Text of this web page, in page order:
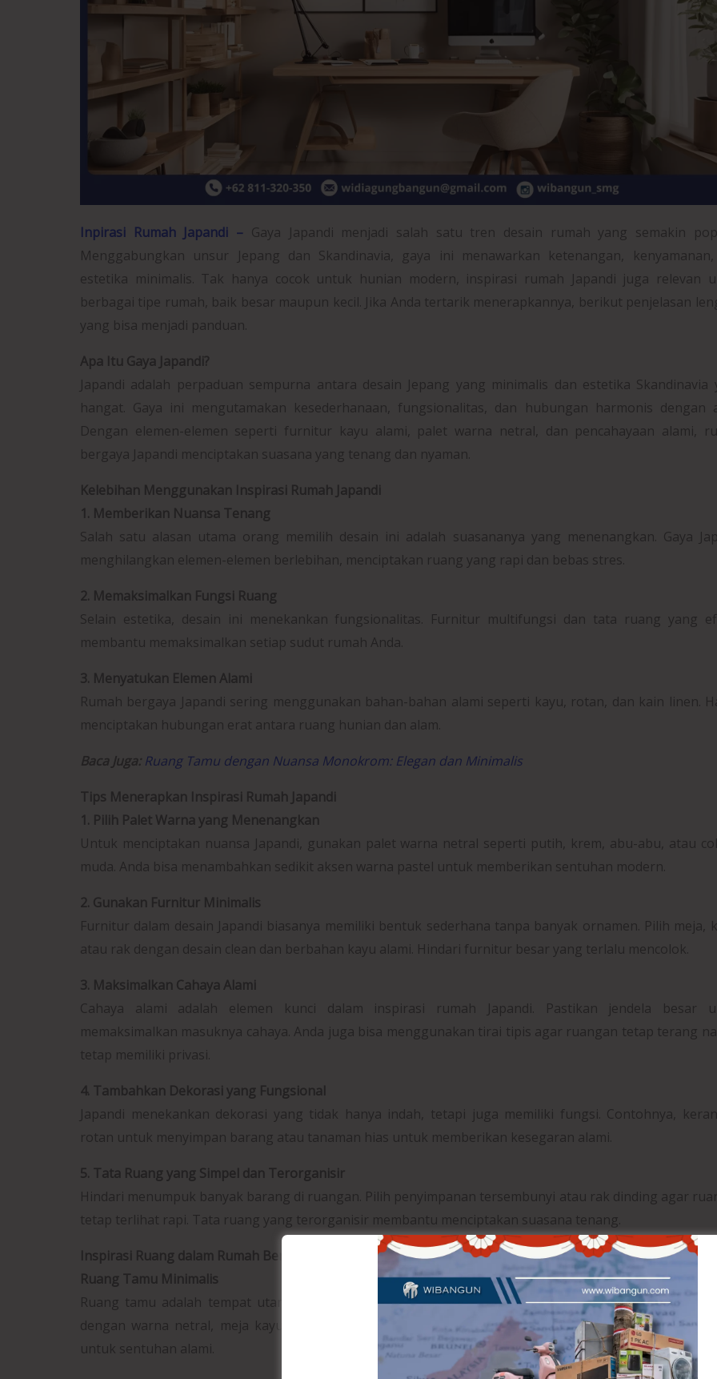
Inpirasi Rumah Japandi – Gaya Japandi menjadi salah satu tren desain rumah yang semakin
Menggabungkan unsur Jepang dan Skandinavia, gaya ini menawarkan ketenangan,
estetika minimalis. Tak hanya cocok untuk hunian modern, inspirasi rumah Japandi juga relevan
berbagai tipe rumah, baik besar maupun kecil. Jika Anda tertarik menerapkannya, berikut penjelasan
yang bisa menjadi panduan.
Apa Itu Gaya Japandi?
Japandi adalah perpaduan sempurna antara desain Jepang yang minimalis dan estetika Skandinavia
hangat. Gaya ini mengutamakan kesederhanaan, fungsionalitas, dan hubungan harmonis dengan
Dengan elemen-elemen seperti furnitur kayu alami, palet warna netral, dan pencahayaan alami,
bergaya Japandi menciptakan suasana yang tenang dan nyaman.
Kelebihan Menggunakan Inspirasi Rumah Japandi
1. Memberikan Nuansa Tenang
Salah satu alasan utama orang memilih desain ini adalah suasananya yang menenangkan. Gaya
menghilangkan elemen-elemen berlebihan, menciptakan ruang yang rapi dan bebas stres.
2. Memaksimalkan Fungsi Ruang
Selain estetika, desain ini menekankan fungsionalitas. Furnitur multifungsi dan tata ruang yang
membantu memaksimalkan setiap sudut rumah Anda.
3. Menyatukan Elemen Alami
Rumah bergaya Japandi sering menggunakan bahan-bahan alami seperti kayu, rotan, dan kain linen.
menciptakan hubungan erat antara ruang hunian dan alam.
Baca Juga: Ruang Tamu dengan Nuansa Monokrom: Elegan dan Minimalis
Tips Menerapkan Inspirasi Rumah Japandi
1. Pilih Palet Warna yang Menenangkan
Untuk menciptakan nuansa Japandi, gunakan palet warna netral seperti putih, krem, abu-abu, atau
muda. Anda bisa menambahkan sedikit aksen warna pastel untuk memberikan sentuhan modern.
2. Gunakan Furnitur Minimalis
Furnitur dalam desain Japandi biasanya memiliki bentuk sederhana tanpa banyak ornamen. Pilih meja,
atau rak dengan desain clean dan berbahan kayu alami. Hindari furnitur besar yang terlalu mencolok.
3. Maksimalkan Cahaya Alami
Cahaya alami adalah elemen kunci dalam inspirasi rumah Japandi. Pastikan jendela besar
memaksimalkan masuknya cahaya. Anda juga bisa menggunakan tirai tipis agar ruangan tetap terang
tetap memiliki privasi.
4. Tambahkan Dekorasi yang Fungsional
Japandi menekankan dekorasi yang tidak hanya indah, tetapi juga memiliki fungsi. Contohnya,
rotan untuk menyimpan barang atau tanaman hias untuk memberikan kesegaran alami.
5. Tata Ruang yang Simpel dan Terorganisir
Hindari menumpuk banyak barang di ruangan. Pilih penyimpanan tersembunyi atau rak dinding agar
tetap terlihat rapi. Tata ruang yang terorganisir membantu menciptakan suasana tenang.
Inspirasi Ruang dalam Rumah Bergaya Japandi
Ruang Tamu Minimalis
Ruang tamu adalah tempat utama untuk menampilkan gaya Japandi. Gunakan sofa berbentuk
dengan warna netral, meja kayu rendah, dan karpet lembut. Tambahkan lampu gantung berbahan
untuk sentuhan alami.